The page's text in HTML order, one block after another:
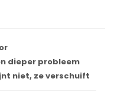
dieper probleem
niet, ze verschuift